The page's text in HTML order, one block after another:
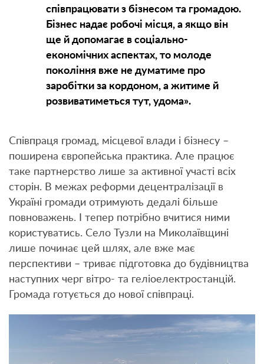
співпрацювати з бізнесом та громадою.
Бізнес надає робочі місця, а якщо він
ще й допомагає в соціально-
економічних аспектах, то молоде
покоління вже не думатиме про
заробітки за кордоном, а житиме й
розвиватиметься тут, удома».
Співпраця громад, місцевої влади і бізнесу –
поширена європейська практика. Але працює
таке партнерство лише за активної участі всіх
сторін. В межах реформи децентралізації в
Україні громади отримують дедалі більше
повноважень. І тепер потрібно вчитися ними
користуватись. Село Тузли на Миколаївщині
лише починає цей шлях, але вже має
перспективи – триває підготовка до будівництва
наступних черг вітро- та геліоелектростанцій.
Громада готується до нової співпраці.